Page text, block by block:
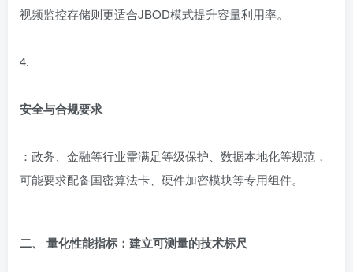
视频监控存储则更适合JBOD模式提升容量利用率。
4.
安全与合规要求
：政务、金融等行业需满足等级保护、数据本地化等规范，
可能要求配备国密算法卡、硬件加密模块等专用组件。
二、 量化性能指标：建立可测量的技术标尺